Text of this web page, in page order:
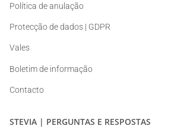
Política de anulação
Protecção de dados | GDPR
Vales
Boletim de informação
Contacto
STEVIA | PERGUNTAS E RESPOSTAS